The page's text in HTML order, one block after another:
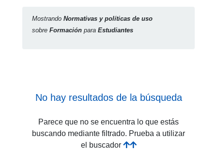
Mostrando Normativas y políticas de uso
sobre Formación para Estudiantes
No hay resultados de la búsqueda
Parece que no se encuentra lo que estás
buscando mediante filtrado. Prueba a utilizar
el buscador